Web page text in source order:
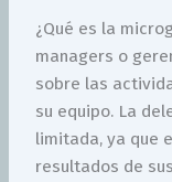
¿Qué es la
managers o
sobre las
su equipo. La
limitada, ya que
resultados de
Microgestión?